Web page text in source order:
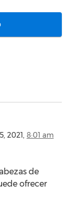
2021, 8:01 am
de
ofrecer